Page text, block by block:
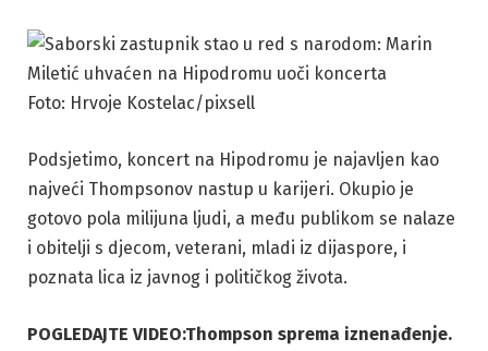
Foto: Hrvoje Kostelac/pixsell
Podsjetimo, koncert na Hipodromu je najavljen kao
najveći Thompsonov nastup u karijeri. Okupio je
gotovo pola milijuna ljudi, a među publikom se nalaze
i obitelji s djecom, veterani, mladi iz dijaspore, i
poznata lica iz javnog i političkog života.
POGLEDAJTE VIDEO:Thompson sprema iznenađenje.